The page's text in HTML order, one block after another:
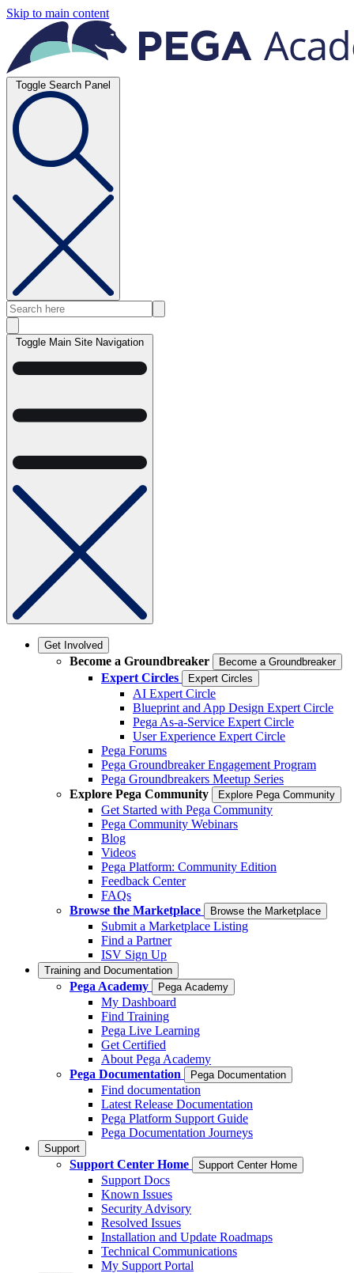
Skip to main content
Toggle Search Panel
Toggle Main Site Navigation
Get Involved
Become a Groundbreaker Become a Groundbreaker
Expert Circles Expert Circles
AI Expert Circle
Blueprint and App Design Expert Circle
Pega As-a-Service Expert Circle
User Experience Expert Circle
Pega Forums
Pega Groundbreaker Engagement Program
Pega Groundbreakers Meetup Series
Explore Pega Community
Explore Pega Community
Get Started with Pega Community
Pega Community Webinars
Blog
Videos
Pega Platform: Community Edition
Feedback Center
FAQs
Browse the Marketplace
Browse the Marketplace
Submit a Marketplace Listing
Find a Partner
ISV Sign Up
Training and Documentation
Pega Academy Pega Academy
My Dashboard
Find Training
Pega Live Learning
Get Certified
About Pega Academy
Pega Documentation
Pega Documentation
Find documentation
Latest Release Documentation
Pega Platform Support Guide
Pega Documentation Journeys
Support
Support Center Home Support Center Home
Support Docs
Known Issues
Security Advisory
Resolved Issues
Installation and Update Roadmaps
Technical Communications
My Support Portal